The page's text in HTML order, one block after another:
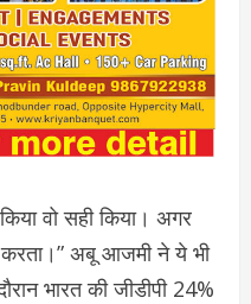
वो सही किया। अगर
करता।” अबू आजमी ने ये भी
भारत की जीडीपी 24%